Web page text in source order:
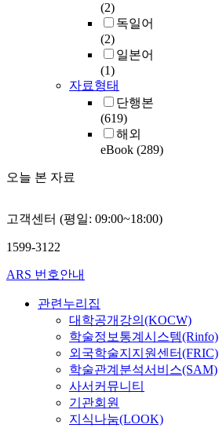
(2)
독일어
(2)
일본어
(1)
자료형태
단행본
(619)
해외
eBook (289)
오늘 본 자료
고객센터 (평일: 09:00~18:00)
1599-3122
ARS 번호안내
관련누리집
대학공개강의(KOCW)
학술정보통계시스템(Rinfo)
외국학술지지원센터(FRIC)
학술관계분석서비스(SAM)
사서커뮤니티
기관회원
지식나눔(LOOK)